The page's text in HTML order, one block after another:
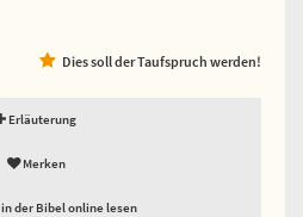
Dies soll der Taufspruch werden!
Erläuterung
Merken
in der Bibel online lesen